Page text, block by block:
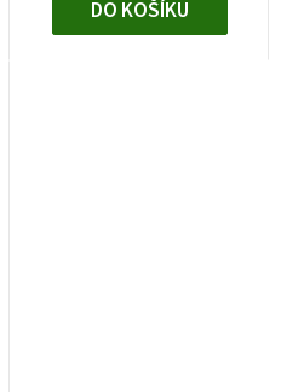
DO KOŠÍKU